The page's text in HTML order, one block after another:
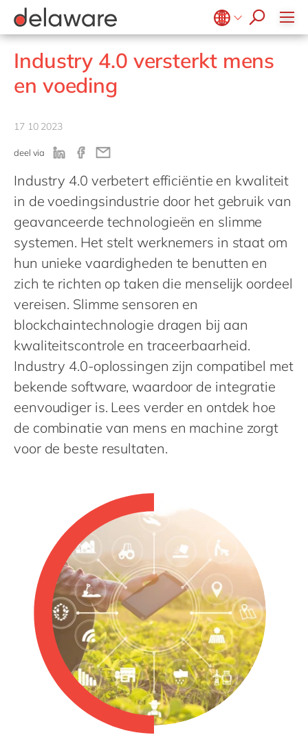
Belgium en
fr
Brazil
China
India
Malaysia
Morocco
en
Netherlands
nl
Philippines
Switzerland
en
UK & Ireland
USA & Canada
Master Data Management
PPWR
Smart Connected Workforce
Sustainability
Meals & Snacks
Vlees & Vis
Zuivel
SAP Fieldglass
SAP IBP
SAP Invoice Management
SAP S/4HANA
SAP Signavio
SAP Sustainability Solutions
Microsoft Power BI
Microsoft Power Platform
Microsoft Project Operations
OpenText Exstream
OpenText Intelligent Capture
d.velop
SmartCOMM
SmartLink
SyncForce
Projecten
Kantoren
Diversiteit, Gelijkheid & Inclusie
CSR
GROW with delaware
Medior Professional
Alle vacatures
Recruitmentproces
Onboarding
Industry 4.0 versterkt mens
en voeding
17 10 2023
deel via
Industry 4.0 verbetert efficiëntie en kwaliteit
in de voedingsindustrie door het gebruik van
geavanceerde technologieën en slimme
systemen. Het stelt werknemers in staat om
hun unieke vaardigheden te benutten en
zich te richten op taken die menselijk oordeel
vereisen. Slimme sensoren en
blockchaintechnologie dragen bij aan
kwaliteitscontrole en traceerbaarheid.
Industry 4.0-oplossingen zijn compatibel met
bekende software, waardoor de integratie
eenvoudiger is. Lees verder en ontdek hoe
de combinatie van mens en machine zorgt
voor de beste resultaten.